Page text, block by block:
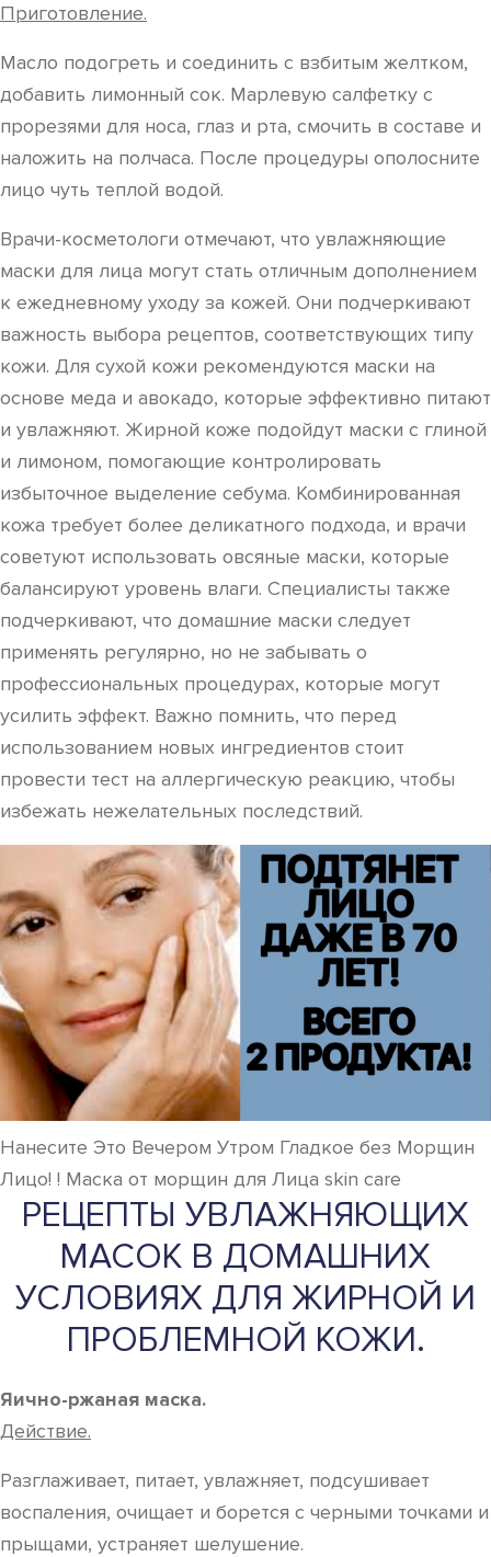
Приготовление.
Масло подогреть и соединить с взбитым желтком,
добавить лимонный сок. Марлевую салфетку с
прорезями для носа, глаз и рта, смочить в составе и
наложить на полчаса. После процедуры ополосните
лицо чуть теплой водой.
Врачи-косметологи отмечают, что увлажняющие
маски для лица могут стать отличным дополнением
к ежедневному уходу за кожей. Они подчеркивают
важность выбора рецептов, соответствующих типу
кожи. Для сухой кожи рекомендуются маски на
основе меда и авокадо, которые эффективно питают
и увлажняют. Жирной коже подойдут маски с глиной
и лимоном, помогающие контролировать
избыточное выделение себума. Комбинированная
кожа требует более деликатного подхода, и врачи
советуют использовать овсяные маски, которые
балансируют уровень влаги. Специалисты также
подчеркивают, что домашние маски следует
применять регулярно, но не забывать о
профессиональных процедурах, которые могут
усилить эффект. Важно помнить, что перед
использованием новых ингредиентов стоит
провести тест на аллергическую реакцию, чтобы
избежать нежелательных последствий.
Нанесите Это Вечером Утром Гладкое без Морщин
Лицо! ! Маска от морщин для Лица skin care
РЕЦЕПТЫ УВЛАЖНЯЮЩИХ
МАСОК В ДОМАШНИХ
УСЛОВИЯХ ДЛЯ ЖИРНОЙ И
ПРОБЛЕМНОЙ КОЖИ.
Яично-ржаная маска.
Действие.
Разглаживает, питает, увлажняет, подсушивает
воспаления, очищает и борется с черными точками и
прыщами, устраняет шелушение.